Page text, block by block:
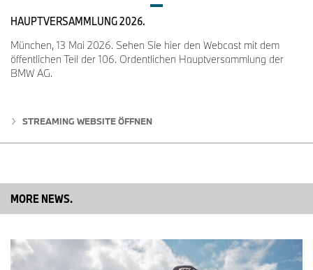
HAUPTVERSAMMLUNG 2026.
München, 13 Mai 2026. Sehen Sie hier den Webcast mit dem
öffentlichen Teil der 106. Ordentlichen Hauptversammlung der
BMW AG.
STREAMING WEBSITE ÖFFNEN
MORE NEWS.